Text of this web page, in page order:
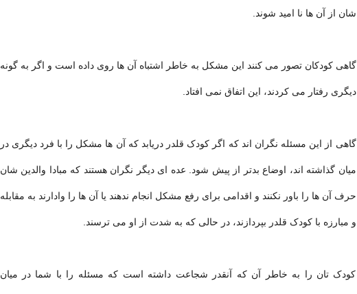
شان از آن ها نا امید شوند.
گاهی کودکان تصور می کنند این مشکل به خاطر اشتباه آن ها روی داده است و اگر به گونه
دیگری رفتار می کردند، این اتفاق نمی افتاد.
گاهی از این مسئله نگران اند که اگر کودک قلدر دریابد که آن ها مشکل را با فرد دیگری در
میان گذاشته اند، اوضاع بدتر از پیش شود. عده ای دیگر نگران هستند که مبادا والدین شان
حرف آن ها را باور نکنند و اقدامی برای رفع مشکل انجام ندهند یا آن ها را وادارند به مقابله
و مبارزه با کودک قلدر بپردازند، در حالی که به شدت از او می ترسند.
کودک تان را به خاطر آن که آنقدر شجاعت داشته است که مسئله را با شما در میان